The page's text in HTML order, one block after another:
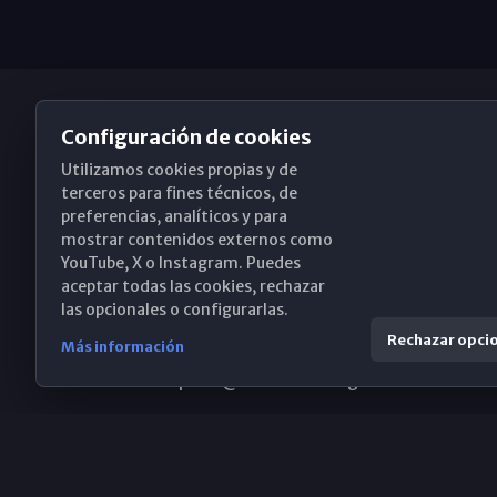
Obispado de Málaga
Santa María, 18-20. 29015 Málaga
(+34) 952 224 386
Configuración de cookies
Utilizamos cookies propias y de
terceros para fines técnicos, de
preferencias, analíticos y para
mostrar contenidos externos como
YouTube, X o Instagram. Puedes
aceptar todas las cookies, rechazar
las opcionales o configurarlas.
Más información Rechazar